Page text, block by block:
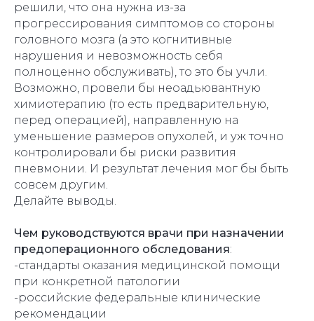
решили, что она нужна из-за
прогрессирования симптомов со стороны
головного мозга (а это когнитивные
нарушения и невозможность себя
полноценно обслуживать), то это бы учли.
Возможно, провели бы неоадьювантную
химиотерапию (то есть предварительную,
перед операцией), направленную на
уменьшение размеров опухолей, и уж точно
контролировали бы риски развития
пневмонии. И результат лечения мог бы быть
совсем другим.
Делайте выводы.
Чем руководствуются врачи при назначении
предоперационного обследования:
-стандарты оказания медицинской помощи
при конкретной патологии
-российские федеральные клинические
рекомендации